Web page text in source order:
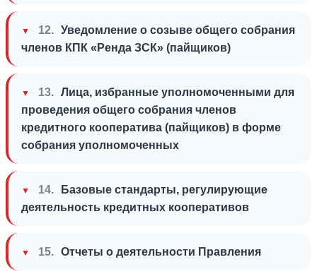
12. Уведомление о созыве общего собрания
членов КПК «Ренда ЗСК» (пайщиков)
13. Лица, избранные уполномоченными для
проведения общего собрания членов
кредитного кооператива (пайщиков) в форме
собрания уполномоченных
14.
Базовые стандарты, регулирующие
деятельность кредитных кооперативов
15. Отчеты о деятельности Правления